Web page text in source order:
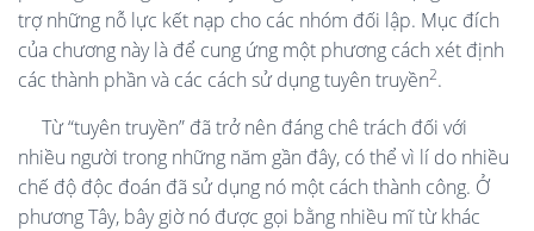
trợ những nỗ lực kết nạp cho các nhóm đối lập. Mục đích
của chương này là để cung ứng một phương cách xét định
các thành phần và các cách sử dụng tuyên truyền2.
Từ “tuyên truyền” đã trở nên đáng chê trách đối với
nhiều người trong những năm gần đây, có thể vì lí do nhiều
chế độ độc đoán đã sử dụng nó một cách thành công. Ở
phương Tây, bây giờ nó được gọi bằng nhiều mĩ từ khác